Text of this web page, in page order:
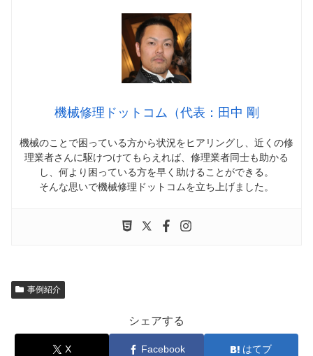
機械修理ドットコム（代表：田中 剛
機械のことで困っている方から状況をヒアリングし、近くの修
理業者さんに駆けつけてもらえれば、修理業者同士も助かる
し、何より困っている方を早く助けることができる。
そんな思いで機械修理ドットコムを立ち上げました。
事例紹介
シェアする
X Facebook はてブ